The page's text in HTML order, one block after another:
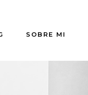
SOBRE MI